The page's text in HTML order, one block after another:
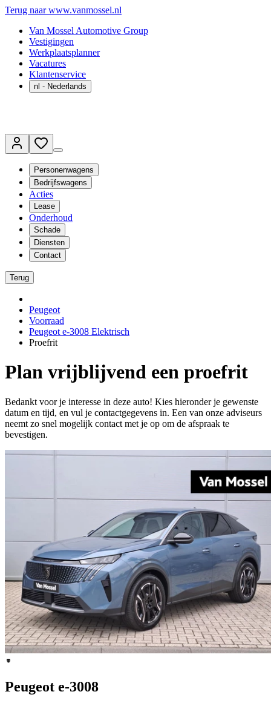
Terug naar www.vanmossel.nl
Van Mossel Automotive Group
Vestigingen
Werkplaatsplanner
Vacatures
Klantenservice
nl - Nederlands
Personenwagens
Bedrijfswagens
Acties
Lease
Onderhoud
Schade
Diensten
Contact
Terug
Peugeot
Voorraad
Peugeot e-3008 Elektrisch
Proefrit
Plan vrijblijvend een proefrit
Bedankt voor je interesse in deze auto! Kies hieronder je gewenste
datum en tijd, en vul je contactgegevens in. Een van onze adviseurs
neemt zo snel mogelijk contact met je op om de afspraak te
bevestigen.
Peugeot e-3008